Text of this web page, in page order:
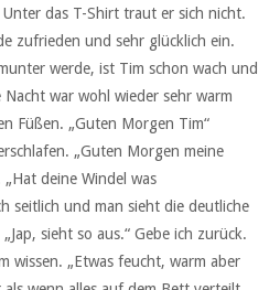
das T-Shirt traut er sich nicht.
zufrieden und sehr glücklich ein.
werde, ist Tim schon wach und
war wohl wieder sehr warm
Füßen. „Guten Morgen Tim“
„Guten Morgen meine
deine Windel was
seitlich und man sieht die deutliche
sieht so aus.“ Gebe ich zurück.
wissen. „Etwas feucht, warm aber